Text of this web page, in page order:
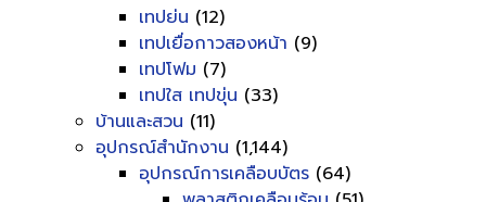
เทปย่น (12)
เทปเยื่อกาวสองหน้า (9)
เทปโฟม (7)
เทปใส เทปขุ่น (33)
บ้านและสวน (11)
อุปกรณ์สำนักงาน (1,144)
อุปกรณ์การเคลือบบัตร (64)